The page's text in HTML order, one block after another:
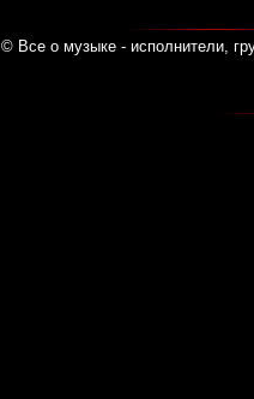
© Все о музыке - исполнители,